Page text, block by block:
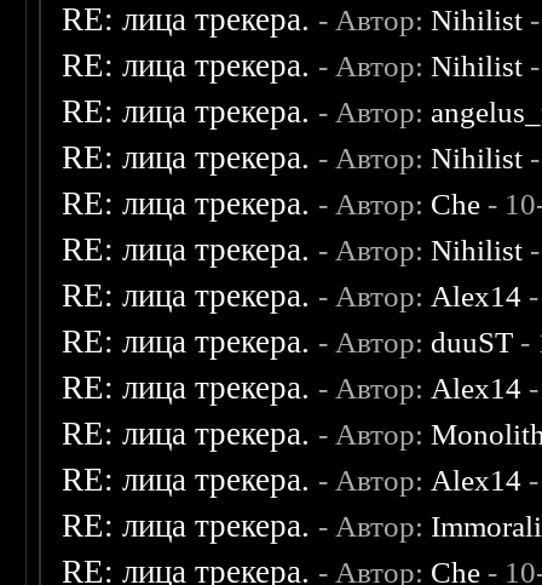
RE: лица трекера. - Автор:Nihilist
RE: лица трекера. - Автор:Nihilist
RE: лица трекера. - Автор:
RE: лица трекера. - Автор:Nihilist
RE: лица трекера. - Автор: Che -
RE: лица трекера. - Автор:Nihilist
RE: лица трекера. - Автор: Alex14
RE: лица трекера. - Автор: duuST -
RE: лица трекера. - Автор: Alex14
RE: лица трекера. - Автор:
RE: лица трекера. - Автор: Alex14
RE: лица трекера. - Автор:
RE: лица трекера. - Автор: Che -